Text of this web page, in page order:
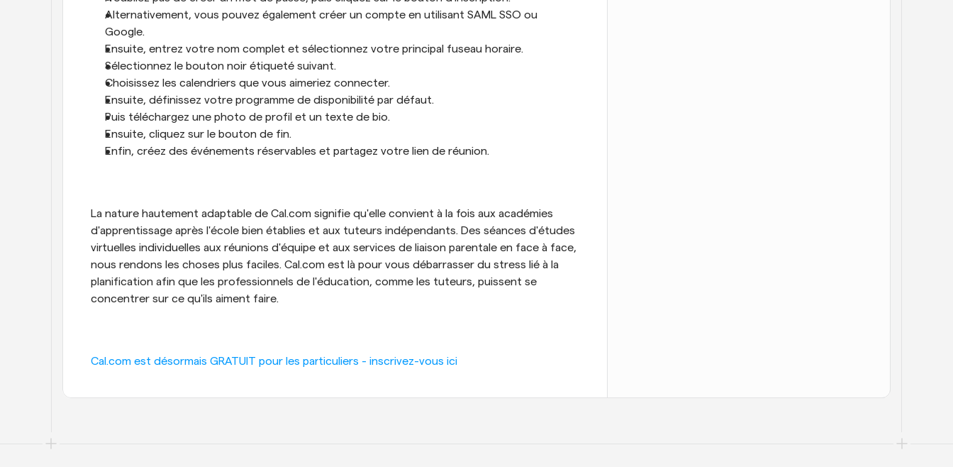
Alternativement, vous pouvez également créer un compte en utilisant SAML SSO ou
Google.
Ensuite, entrez votre nom complet et sélectionnez votre principal fuseau horaire.
Sélectionnez le bouton noir étiqueté suivant.
Choisissez les calendriers que vous aimeriez connecter.
Ensuite, définissez votre programme de disponibilité par défaut.
Puis téléchargez une photo de profil et un texte de bio.
Ensuite, cliquez sur le bouton de fin.
Enfin, créez des événements réservables et partagez votre lien de réunion.
La nature hautement adaptable de Cal.com signifie qu'elle convient à la fois aux académies
d'apprentissage après l'école bien établies et aux tuteurs indépendants. Des séances d'études
virtuelles individuelles aux réunions d'équipe et aux services de liaison parentale en face à face,
nous rendons les choses plus faciles. Cal.com est là pour vous débarrasser du stress lié à la
planification afin que les professionnels de l'éducation, comme les tuteurs, puissent se
concentrer sur ce qu'ils aiment faire.
Cal.com est désormais GRATUIT pour les particuliers - inscrivez-vous ici